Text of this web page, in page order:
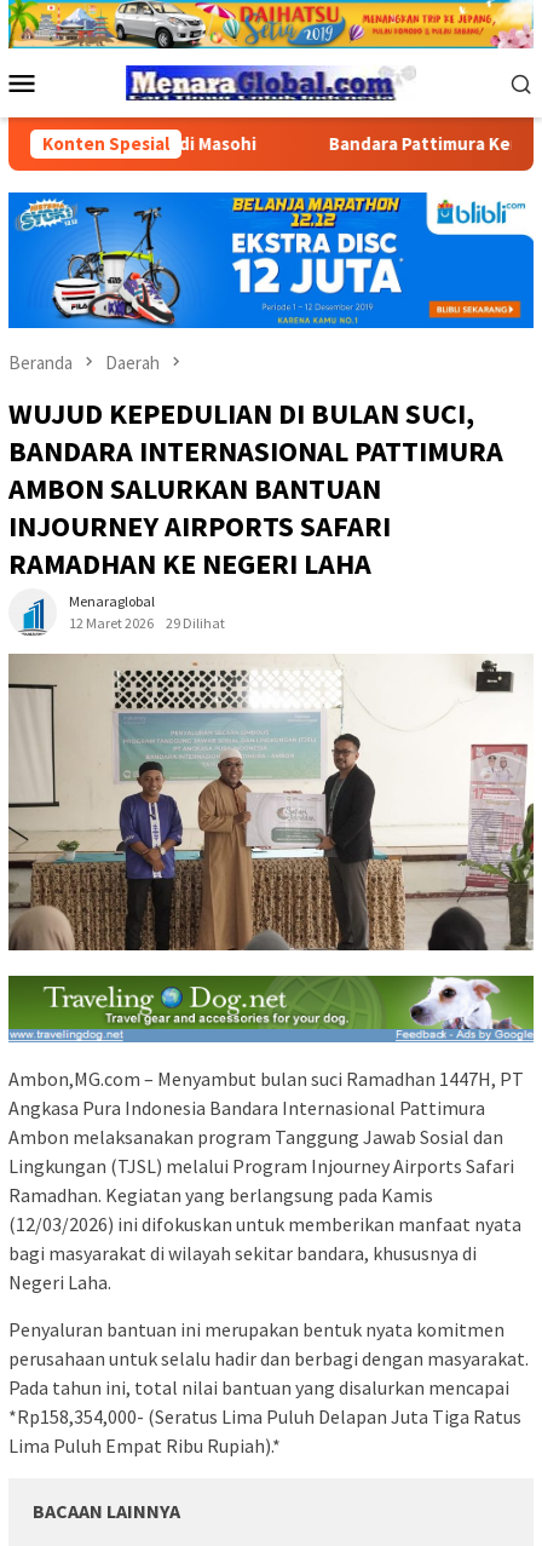
Loncat
ke
Mobile
Konten Spesial
di Masohi Bandara Pattimura Kenalkan Dunia
Beranda Daerah
WUJUD KEPEDULIAN DI BULAN SUCI,
BANDARA INTERNASIONAL PATTIMURA
AMBON SALURKAN BANTUAN
INJOURNEY AIRPORTS SAFARI
RAMADHAN KE NEGERI LAHA
Menaraglobal
12 Maret 2026
29 Dilihat
Ambon,MG.com – Menyambut bulan suci Ramadhan 1447H, PT
Angkasa Pura Indonesia Bandara Internasional Pattimura
Ambon melaksanakan program Tanggung Jawab Sosial dan
Lingkungan (TJSL) melalui Program Injourney Airports Safari
Ramadhan. Kegiatan yang berlangsung pada Kamis
(12/03/2026) ini difokuskan untuk memberikan manfaat nyata
bagi masyarakat di wilayah sekitar bandara, khususnya di
Negeri Laha.
Penyaluran bantuan ini merupakan bentuk nyata komitmen
perusahaan untuk selalu hadir dan berbagi dengan masyarakat.
Pada tahun ini, total nilai bantuan yang disalurkan mencapai
*Rp158,354,000- (Seratus Lima Puluh Delapan Juta Tiga Ratus
Lima Puluh Empat Ribu Rupiah).*
BACAAN LAINNYA